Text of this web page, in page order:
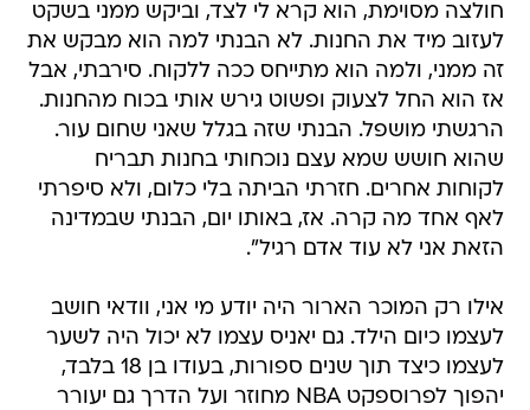
חולצה מסוימת, הוא קרא לי לצד, וביקש ממני בשקט
לעזוב מיד את החנות. לא הבנתי למה הוא מבקש את
זה ממני, ולמה הוא מתייחס ככה ללקוח. סירבתי, אבל
אז הוא החל לצעוק ופשוט גירש אותי בכוח מהחנות.
הרגשתי מושפל. הבנתי שזה בגלל שאני שחום עור.
שהוא חושש שמא עצם נוכחותי בחנות תבריח
לקוחות אחרים. חזרתי הביתה בלי כלום, ולא סיפרתי
לאף אחד מה קרה. אז, באותו יום, הבנתי שבמדינה
הזאת אני לא עוד אדם רגיל".
אילו רק המוכר הארור היה יודע מי אני, וודאי חושב
לעצמו כיום הילד. גם יאניס עצמו לא יכול היה לשער
לעצמו כיצד תוך שנים ספורות, בעודו בן 18 בלבד,
יהפוך לפרוספקט NBA מחוזר ועל הדרך גם יעורר